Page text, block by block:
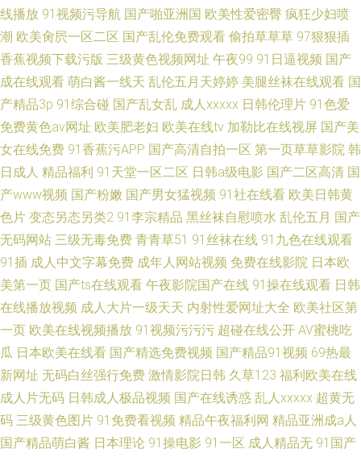
线播放 91视频污导航 国产啪亚洲国 欧美性爱密臀 疯狂少妇喷
潮 欧美肏屄一区二区 国产乱伦免费观看 偷拍草草草 97狠狠插
香蕉视频下载污版 三级黄色视频网址 午夜99 91日逼视频 国产
成在线观看 萌白酱一线天 乱伦五月天婷婷 美腿丝袜在线观看 国
产精品3p 91综合碰 国产乱女乱 成人xxxxx 日韩伦理片 91色爱
免费黄色av网址 欧美肥老妇 欧美在线tv 加勒比在线视屏 国产美
女在线免费 91香蕉污APP 国产高清自拍一区 第一页草草影院 韩
日成人 精品福利 91天堂一区二区 日韩a级电影 国产二区高清 国
产www视频 国产粉嫩 国产男女猛视频 91社在线看 欧美日韩黄
色片 变态另态另类2 91李宗精品 黑丝袜自慰喷水 乱伦五月 国产
无码网站 三级无毒免费 青青草51 91丝袜在线 91九色在线观看
91插 成人中文字幕免费 成年人网站视频 免费在线影院 日本欧
美第一页 国产ts在线观看 午夜影院国产在线 91操在线观看 日韩
在线播放视频 成人大片一级天天 内射性爱网址大全 欧美社区第
一页 欧美在线视频播放 91视频污污污 超碰在线公开 AV蜜桃吃
瓜 日本欧美在线看 国产精选免费视频 国产精品91视频 69热最
新网址 无码白丝强行免费 激情影院日韩 久草123 福利欧美在线
成人片无码 日韩成人极品视频 国产在线诱惑 乱人xxxxx 超黄无
码 三级黄色图片 91免费看视频 精品午夜福利网 精品亚洲成a人
国产精品萌白酱 日本理论 91操电影 91一区 成人精品无 91国产